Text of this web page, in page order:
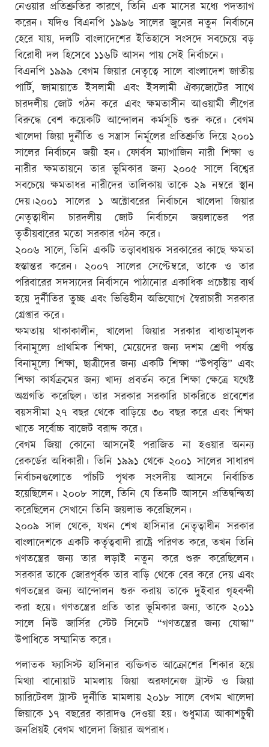
নেওয়ার প্রতিশ্রুতির কারণে, তিনি এক মাসের মধ্যে পদত্যাগ
করেন। যদিও বিএনপি ১৯৯৬ সালের জুনের নতুন নির্বাচনে
হেরে যায়, দলটি বাংলাদেশের ইতিহাসে সংসদে সবচেয়ে বড়
বিরোধী দল হিসেবে ১১৬টি আসন পায় সেই নির্বাচনে।
বিএনপি ১৯৯৯ বেগম জিয়ার নেতৃত্বে সালে বাংলাদেশ জাতীয়
পার্টি, জামায়াতে ইসলামী এবং ইসলামী ঐক্যজোটের সাথে
চারদলীয় জোট গঠন করে এবং ক্ষমতাসীন আওয়ামী লীগের
বিরুদ্ধে বেশ কয়েকটি আন্দোলন কর্মসূচি শুরু করে। বেগম
খালেদা জিয়া দুর্নীতি ও সন্ত্রাস নির্মূলের প্রতিশ্রুতি দিয়ে ২০০১
সালের নির্বাচনে জয়ী হন। ফোর্বস ম্যাগাজিন নারী শিক্ষা ও
নারীর ক্ষমতায়নে তার ভূমিকার জন্য ২০০৫ সালে বিশ্বের
সবচেয়ে ক্ষমতাধর নারীদের তালিকায় তাকে ২৯ নম্বরে স্থান
দেয়।২০০১ সালের ১ অক্টোবরের নির্বাচনে খালেদা জিয়ার
নেতৃত্বাধীন চারদলীয় জোট নির্বাচনে জয়লাভের পর
তৃতীয়বারের মতো সরকার গঠন করে।
২০০৬ সালে, তিনি একটি তত্ত্বাবধায়ক সরকারের কাছে ক্ষমতা
হস্তান্তর করেন। ২০০৭ সালের সেপ্টেম্বরে, তাকে ও তার
পরিবারের সদস্যদের নির্বাসনে পাঠানোর একাধিক প্রচেষ্টায় ব্যর্থ
হয়ে দুর্নীতির তুচ্ছ এবং ভিত্তিহীন অভিযোগে স্বৈরাচারী সরকার
গ্রেপ্তার করে।
ক্ষমতায় থাকাকালীন, খালেদা জিয়ার সরকার বাধ্যতামূলক
বিনামূল্যে প্রাথমিক শিক্ষা, মেয়েদের জন্য দশম শ্রেণী পর্যন্ত
বিনামূল্যে শিক্ষা, ছাত্রীদের জন্য একটি শিক্ষা “উপবৃত্তি” এবং
শিক্ষা কার্যক্রমের জন্য খাদ্য প্রবর্তন করে শিক্ষা ক্ষেত্রে যথেষ্ট
অগ্রগতি করেছিল। তার সরকার সরকারি চাকরিতে প্রবেশের
বয়সসীমা ২৭ বছর থেকে বাড়িয়ে ৩০ বছর করে এবং শিক্ষা
খাতে সর্বোচ্চ বাজেট বরাদ্দ করে।
বেগম জিয়া কোনো আসনেই পরাজিত না হওয়ার অনন্য
রেকর্ডের অধিকারী। তিনি ১৯৯১ থেকে ২০০১ সালের সাধারণ
নির্বাচনগুলোতে পাঁচটি পৃথক সংসদীয় আসনে নির্বাচিত
হয়েছিলেন। ২০০৮ সালে, তিনি যে তিনটি আসনে প্রতিদ্বন্দ্বিতা
করেছিলেন সেখানে তিনি জয়লাভ করেছিলেন।
২০০৯ সাল থেকে, যখন শেখ হাসিনার নেতৃত্বাধীন সরকার
বাংলাদেশকে একটি কর্তৃত্ববাদী রাষ্ট্রে পরিণত করে, তখন তিনি
গণতন্ত্রের জন্য তার লড়াই নতুন করে শুরু করেছিলেন।
সরকার তাকে জোরপূর্বক তার বাড়ি থেকে বের করে দেয় এবং
গণতন্ত্রের জন্য আন্দোলন শুরু করায় তাকে দুইবার গৃহবন্দী
করা হয়ে। গণতন্ত্রের প্রতি তার ভূমিকার জন্য, তাকে ২০১১
সালে নিউ জার্সির স্টেট সিনেট “গণতন্ত্রের জন্য যোদ্ধা”
উপাধিতে সম্মানিত করে।
পলাতক ফ্যাসিস্ট হাসিনার ব্যক্তিগত আক্রোশের শিকার হয়ে
মিথ্যা বানোয়াট মামলায় জিয়া অরফানেজ ট্রাস্ট ও জিয়া
চ্যারিটেবল ট্রাস্ট দুর্নীতি মামলায় ২০১৮ সালে বেগম খালেদা
জিয়াকে ১৭ বছরের কারাদণ্ড দেওয়া হয়। শুধুমাত্র আকাশচুম্বী
জনপ্রিয়ই বেগম খালেদা জিয়ার অপরাধ।